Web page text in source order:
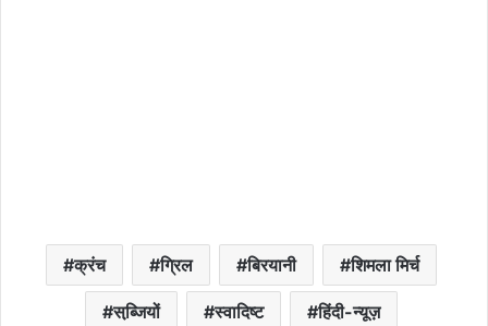
क्रंच ग्रिल बिरयानी शिमला मिर्च
सब्जि़यों स्वादिष्ट हिंदी-न्यूज़